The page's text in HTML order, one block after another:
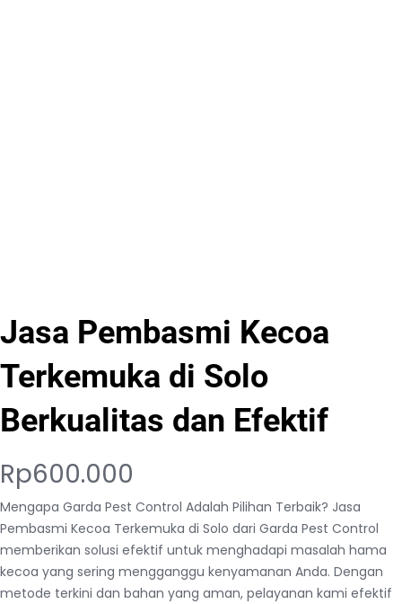
Jasa Pembasmi Kecoa
Terkemuka di Solo
Berkualitas dan Efektif
Rp600.000
Mengapa Garda Pest Control Adalah Pilihan Terbaik? Jasa
Pembasmi Kecoa Terkemuka di Solo dari Garda Pest Control
memberikan solusi efektif untuk menghadapi masalah hama
kecoa yang sering mengganggu kenyamanan Anda. Dengan
metode terkini dan bahan yang aman, pelayanan kami efektif